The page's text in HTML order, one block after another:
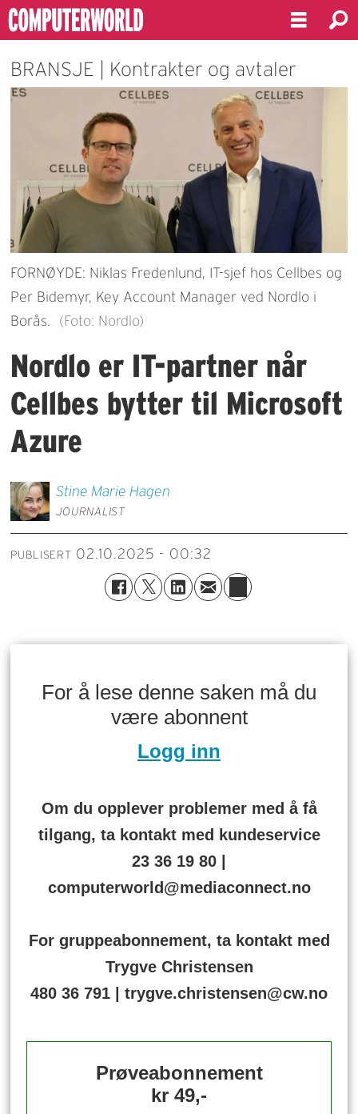
BRANSJE | Kontrakter og avtaler
FORNØYDE: Niklas Fredenlund, IT-sjef hos Cellbes og
Per Bidemyr, Key Account Manager ved Nordlo i
Borås.
(Foto: Nordlo)
Nordlo er IT-partner når
Cellbes bytter til Microsoft
Azure
Stine Marie Hagen
JOURNALIST
PUBLISERT 02.10.2025 - 00:32
For å lese denne saken må du
være abonnent
Logg inn
Om du opplever problemer med å få
tilgang, ta kontakt med kundeservice
23 36 19 80 |
computerworld@mediaconnect.no
For gruppeabonnement, ta kontakt med
Trygve Christensen
480 36 791 | trygve.christensen@cw.no
Prøveabonnement
kr 49,-